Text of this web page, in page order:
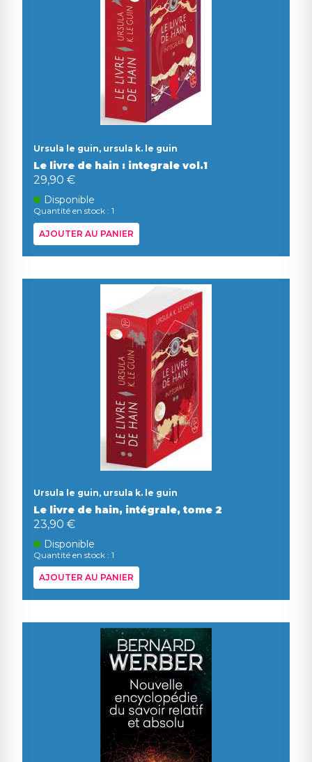
Ursula le guin, ursula k. le guin
Le livre de hain : integrale vol.1
29,90 €
Disponible
Quantité en stock : 1
AJOUTER AU PANIER
Ursula le guin, ursula k. le guin
Le livre de hain, intégrale, tome 2
23,90 €
Disponible
Quantité en stock : 1
AJOUTER AU PANIER